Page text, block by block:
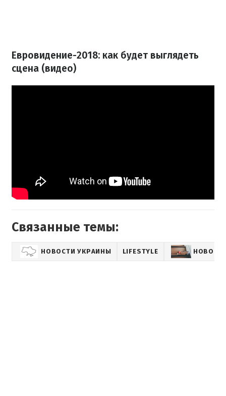
Евровидение-2018: как будет выглядеть
сцена (видео)
Связанные темы:
НОВОСТИ УКРАИНЫ LIFESTYLE